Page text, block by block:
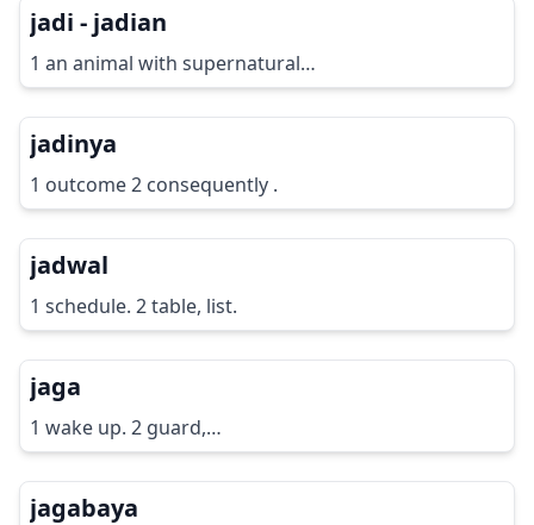
jadi - jadian
1 an animal with supernatural…
jadinya
1 outcome 2 consequently .
jadwal
1 schedule. 2 table, list.
jaga
1 wake up. 2 guard,…
jagabaya